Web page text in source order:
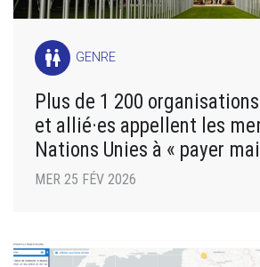
wc GENRE
Plus de 1 200
et allié·es appellent les
Nations Unies à « payer
MER 25 FÉV 2026